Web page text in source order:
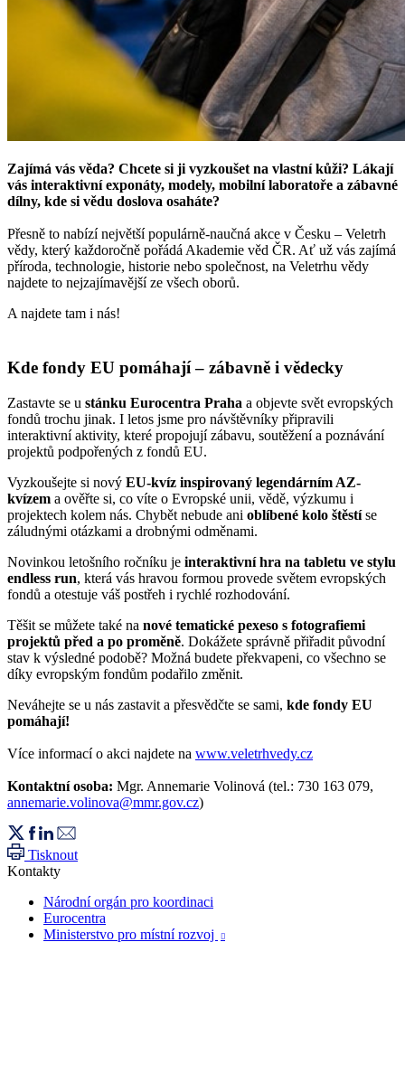
Zajímá vás věda? Chcete si ji vyzkoušet na vlastní kůži? Lákají
vás interaktivní exponáty, modely, mobilní laboratoře a zábavné
dílny, kde si vědu doslova osaháte?
Přesně to nabízí největší populárně-naučná akce v Česku – Veletrh
vědy, který každoročně pořádá Akademie věd ČR. Ať už vás zajímá
příroda, technologie, historie nebo společnost, na Veletrhu vědy
najdete to nejzajímavější ze všech oborů.
A najdete tam i nás!
Kde fondy EU pomáhají – zábavně i vědecky
Zastavte se u stánku Eurocentra Praha a objevte svět evropských
fondů trochu jinak. I letos jsme pro návštěvníky připravili
interaktivní aktivity, které propojují zábavu, soutěžení a poznávání
projektů podpořených z fondů EU.
Vyzkoušejte si nový EU-kvíz inspirovaný legendárním AZ-
kvízem a ověřte si, co víte o Evropské unii, vědě, výzkumu i
projektech kolem nás. Chybět nebude ani oblíbené kolo štěstíse
záludnými otázkami a drobnými odměnami.
Novinkou letošního ročníku je interaktivní hra na tabletu ve stylu
endless run, která vás hravou formou provede světem evropských
fondů a otestuje váš postřeh i rychlé rozhodování.
Těšit se můžete také na nové tematické pexeso s fotografiemi
projektů před a po proměně. Dokážete správně přiřadit původní
stav k výsledné podobě? Možná budete překvapeni, co všechno se
díky evropským fondům podařilo změnit.
Neváhejte se u nás zastavit a přesvědčte se sami, kde fondy EU
pomáhají!
Více informací o akci najdete na www.veletrhvedy.cz
Kontaktní osoba: Mgr. Annemarie Volinová (tel.: 730 163 079,
annemarie.volinova@mmr.gov.cz)
Tisknout
Kontakty
Národní orgán pro koordinaci
Eurocentra
Ministerstvo pro místní rozvoj
